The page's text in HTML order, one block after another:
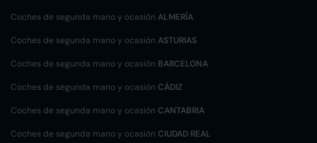
Coches de segunda mano y ocasión ALMERÍA
Coches de segunda mano y ocasión ASTURIAS
Coches de segunda mano y ocasión BARCELONA
Coches de segunda mano y ocasión CÁDIZ
Coches de segunda mano y ocasión CANTABRIA
Coches de segunda mano y ocasión CIUDAD REAL